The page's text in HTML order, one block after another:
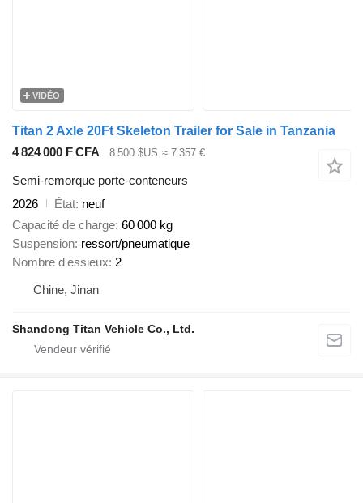
VIDÉO
Titan 2 Axle 20Ft Skeleton Trailer for Sale in Tanzania
4 824 000 F CFA
8 500 $US ≈ 7 357 €
Semi-remorque porte-conteneurs
2026
État neuf
Capacité de charge 60 000 kg
Suspension ressort/pneumatique
Nombre d'essieux 2
Chine, Jinan
Shandong Titan Vehicle Co., Ltd.